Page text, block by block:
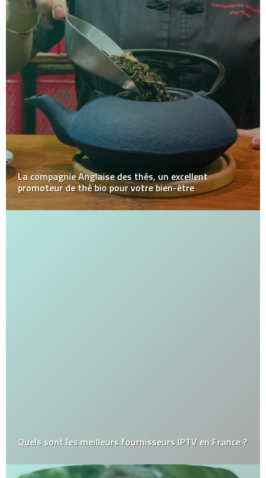
La compagnie Anglaise des thés, un excellent
promoteur de thé bio pour votre bien-être
Quels sont les meilleurs fournisseurs IPTV en France ?